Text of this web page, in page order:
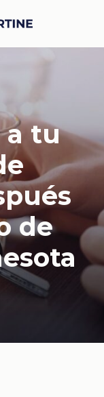
a tu
de